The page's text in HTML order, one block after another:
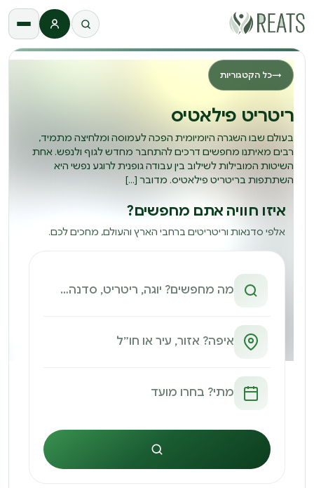
התחברות
→כל הקטגוריות
ריטריט פילאטיס
בעולם שבו השגרה היומיומית הפכה לעמוסה ומלחיצה מתמיד,
רבים מאיתנו מחפשים דרכים להתחבר מחדש לגוף ולנפש. אחת
השיטות המובילות לשילוב בין עבודה גופנית לרוגע נפשי היא
השתתפות בריטריט פילאטיס. מדובר […]
איזו חוויה אתם מחפשים?
אלפי סדנאות וריטריטים ברחבי הארץ והעולם, מחכים לכם.
חיפוש